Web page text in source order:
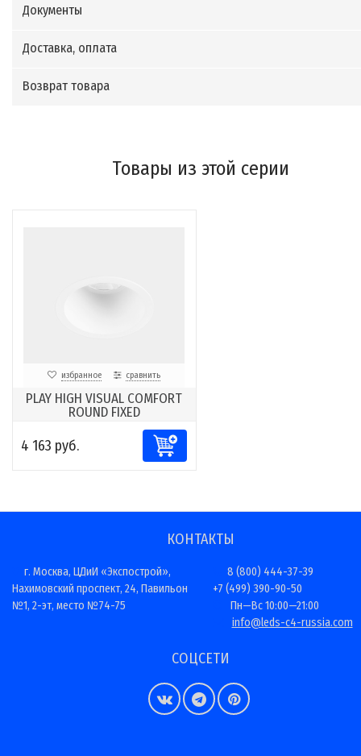
Документы
Доставка, оплата
Возврат товара
Товары из этой серии
избранное сравнить
PLAY HIGH VISUAL COMFORT
ROUND FIXED
4 163 руб.
КОНТАКТЫ
г. Москва, ЦДиИ «Экспострой»,
Нахимовский проспект, 24, Павильон
№1, 2-эт, место №74-75
8 (800) 444-37-39
+7 (499) 390-90-50
Пн—Вс 10:00—21:00
info@leds-c4-russia.com
СОЦСЕТИ